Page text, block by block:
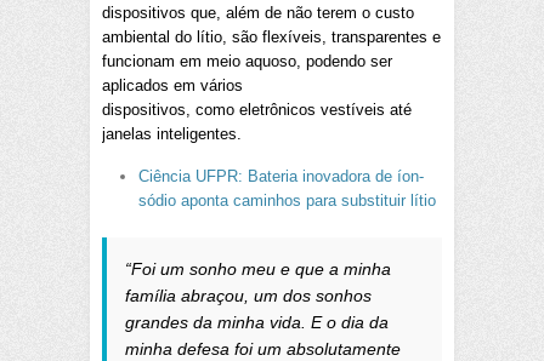
dispositivos que, além de não terem o custo
ambiental do lítio, são flexíveis, transparentes e
funcionam em meio aquoso, podendo ser
aplicados em vários
dispositivos, como eletrônicos vestíveis até
janelas inteligentes.
Ciência UFPR: Bateria inovadora de íon-
sódio aponta caminhos para substituir lítio
“Foi um sonho meu e que a minha
família abraçou, um dos sonhos
grandes da minha vida. E o dia da
minha defesa foi um absolutamente